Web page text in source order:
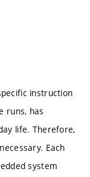
instruction
runs, has
life. Therefore,
Each
system